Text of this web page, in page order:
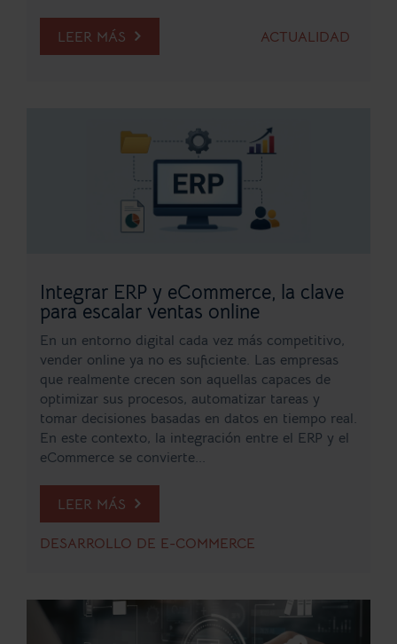
LEER MÁS ACTUALIDAD
Integrar ERP y eCommerce, la clave
para escalar ventas online
En un entorno digital cada vez más competitivo,
vender online ya no es suficiente. Las empresas
que realmente crecen son aquellas capaces de
optimizar sus procesos, automatizar tareas y
tomar decisiones basadas en datos en tiempo real.
En este contexto, la integración entre el ERP y el
eCommerce se convierte...
LEER MÁS
DESARROLLO DE E-COMMERCE